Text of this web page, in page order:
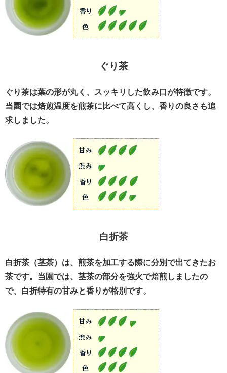
ぐり茶
ぐり茶は葉の形が丸く、スッキリした飲み口が特徴です。
当園では焙煎温度を煎茶に比べて高くし、香りの良さも追
求しました。
白折茶
白折茶（茎茶）は、煎茶を加工する際に分別で出てきたお
茶です。当園では、茎茶の部分を強火で焙煎しましたの
で、白折特有の甘みと香りが格別です。